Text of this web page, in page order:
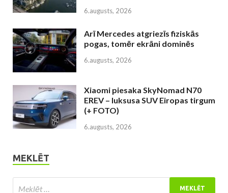
6.augusts, 2026
Arī Mercedes atgriezīs fiziskās
pogas, tomēr ekrāni dominēs
6.augusts, 2026
Xiaomi piesaka SkyNomad N70
EREV – luksusa SUV Eiropas tirgum
(+ FOTO)
6.augusts, 2026
MEKLĒT